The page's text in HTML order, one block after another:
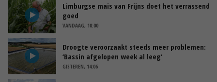
Limburgse mais van Frijns doet het verrassend
goed
VANDAAG, 10:00
Droogte veroorzaakt steeds meer problemen:
‘Bassin afgelopen week al leeg’
GISTEREN, 14:06